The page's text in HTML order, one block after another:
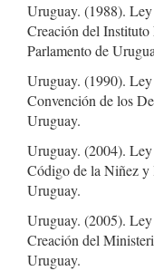
Uruguay. (1988).
Creación del
Parlamento de
Uruguay. (1990).
Convención de los
Uruguay.
Uruguay. (2004).
Código de la Niñez y
Uruguay.
Uruguay. (2005).
Creación del
Uruguay.